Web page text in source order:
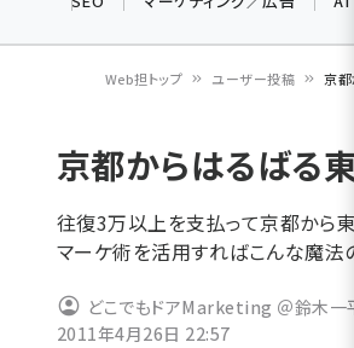
ン
く
ず
Web担トップ ユーザー投稿 京都
京都からはるばる
往復3万以上を支払って京都から東
マーケ術を活用すればこんな魔法
どこでもドアMarketing ＠鈴木一
2011年4月26日 22:57